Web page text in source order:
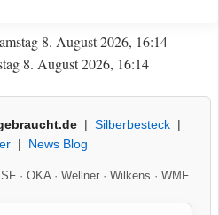
8. August 2026, 16:14
8. August 2026, 16:14
| Silberbesteck|
| News Blog
· OKA· Wellner· Wilkens · WMF